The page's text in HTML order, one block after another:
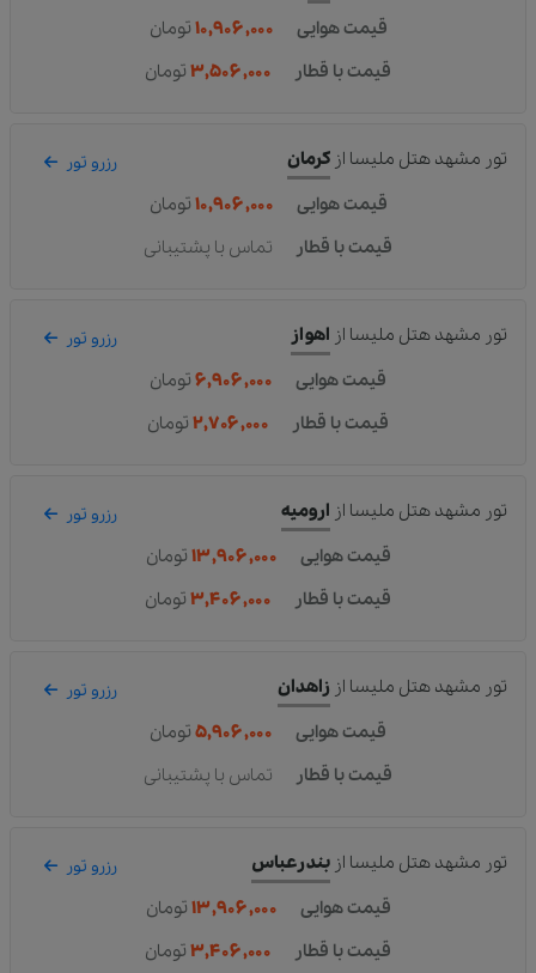
قیمت هوایی ۱۰,۹۰۶,۰۰۰ تومان
قیمت با قطار
۳,۵۰۶,۰۰۰ تومان
تور مشهد هتل ملیسا از کرمان رزرو تور
قیمت هوایی ۱۰,۹۰۶,۰۰۰ تومان
قیمت با قطار
تماس با پشتیبانی
تور مشهد هتل ملیسا از اهواز رزرو تور
قیمت هوایی ۶,۹۰۶,۰۰۰ تومان
قیمت با قطار
۲,۷۰۶,۰۰۰ تومان
تور مشهد هتل ملیسا از ارومیه رزرو تور
قیمت هوایی ۱۳,۹۰۶,۰۰۰ تومان
قیمت با قطار
۳,۴۰۶,۰۰۰ تومان
تور مشهد هتل ملیسا از زاهدان رزرو تور
قیمت هوایی ۵,۹۰۶,۰۰۰ تومان
قیمت با قطار
تماس با پشتیبانی
تور مشهد هتل ملیسا از بندرعباس رزرو تور
قیمت هوایی ۱۳,۹۰۶,۰۰۰ تومان
قیمت با قطار
۳,۴۰۶,۰۰۰ تومان